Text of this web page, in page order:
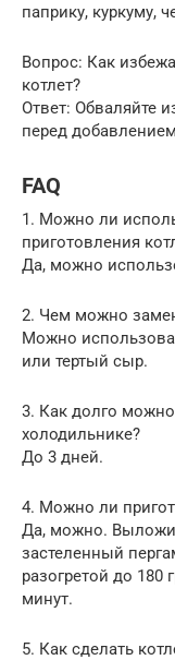
паприку, куркуму,
Вопрос: Как
котлет?
Ответ: Обваляйте
перед
FAQ
1. Можно ли
приготовления
Да, можно
2. Чем можно
Можно
или тертый сыр.
3. Как долго
холодильнике?
До 3 дней.
4. Можно ли
Да, можно.
застеленный
разогретой до 180
минут.
5. Как сделать